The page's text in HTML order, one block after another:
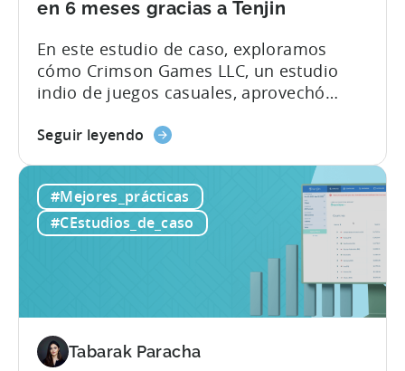
el
en
UA
en
en 6 meses gracias a Tenjin
En este estudio de caso, exploramos
cómo Crimson Games LLC, un estudio
indio de juegos casuales, aprovechó
6 meses. He aquí una instantánea de sus
de 25% en ROAS - ≈ Reducción
significativa del trabajo manual Acerca
de Crimson Games Fundada en 2022,
Seguir leyendo sobre
estudio
indio
de
ROAS
#Mejores_prácticas
#CEstudios_de_caso
Tabarak Paracha